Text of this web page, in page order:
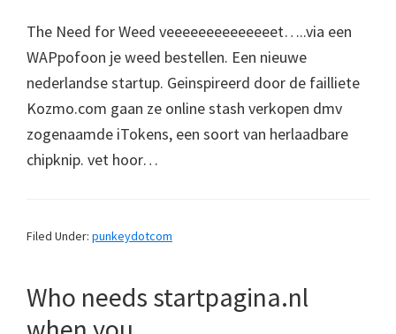
The Need for Weed veeeeeeeeeeeeeet…..via een
WAPpofoon je weed bestellen. Een nieuwe
nederlandse startup. Geinspireerd door de failliete
Kozmo.com gaan ze online stash verkopen dmv
zogenaamde iTokens, een soort van herlaadbare
chipknip. vet hoor…
Filed Under: punkeydotcom
Who needs startpagina.nl